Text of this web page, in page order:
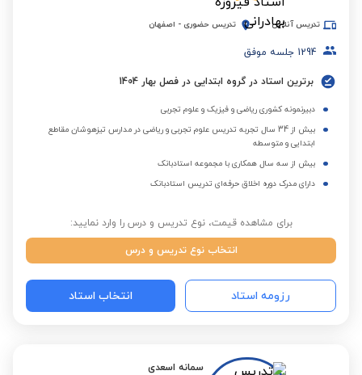
تدریس آنلاین تدریس حضوری - اصفهان
1294 جلسه موفق
برترین استاد در گروه ابتدایی در فصل بهار 1404
دبیرنمونه کشوری ریاضی و فیزیک و علوم تجربی
بیش از 34 سال تجربه تدریس علوم تجربی و ریاضی در مدارس تیزهوشان مقاطع
ابتدایی و متوسطه
بیش از سه سال همکاری با مجموعه استادبانک
دارای مدرک دوره اخلاق حرفه‌ای تدریس استادبانک
برای مشاهده قیمت، نوع تدریس و درس را وارد نمایید:
انتخاب نوع تدریس و درس
رزومه استاد انتخاب استاد
سمانه اسعدی